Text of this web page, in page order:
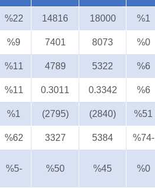
%1
18000
14816
%22
%0
8073
7401
%9
%6
5322
4789
%11
%6
0.3342
0.3011
%11
%51
(2840)
(2795)
%1
-%74
5384
3327
%62
%0
%45
%50
-%5